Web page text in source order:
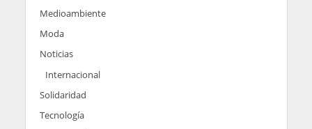
Medioambiente
Moda
Noticias
Internacional
Solidaridad
Tecnología